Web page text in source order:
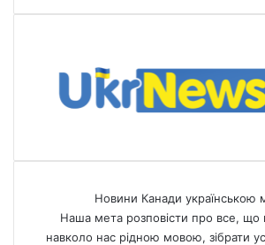
Новини Канади українською
Наша мета розповісти про все, що
навколо нас рідною мовою, зібрати